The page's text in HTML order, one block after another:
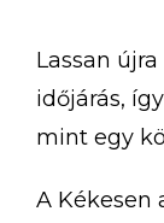
Lassan
időjárás,
mint egy
A Kékesen